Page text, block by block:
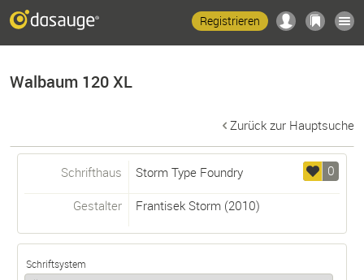
Registrieren
Walbaum 120 XL
Zurück zur Hauptsuche
0
Schrifthaus Storm Type Foundry
Gestalter Frantisek Storm(2010)
Schriftsystem